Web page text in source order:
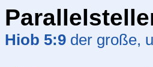
Hiob 5:9 der große,